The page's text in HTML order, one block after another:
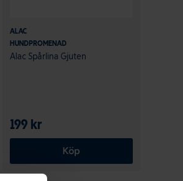
ALAC
HUNDPROMENAD
Alac Spårlina Gjuten
199 kr
Köp